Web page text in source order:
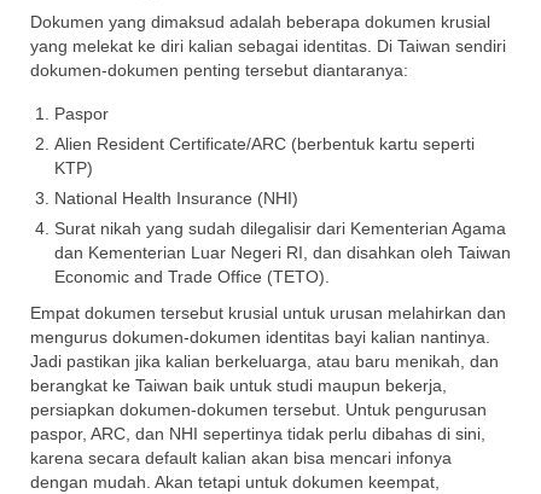
Dokumen yang dimaksud adalah beberapa dokumen krusial
yang melekat ke diri kalian sebagai identitas. Di Taiwan sendiri
dokumen-dokumen penting tersebut diantaranya:
Paspor
Alien Resident Certificate/ARC (berbentuk kartu seperti
KTP)
National Health Insurance (NHI)
Surat nikah yang sudah dilegalisir dari Kementerian Agama
dan Kementerian Luar Negeri RI, dan disahkan oleh Taiwan
Economic and Trade Office (TETO).
Empat dokumen tersebut krusial untuk urusan melahirkan dan
mengurus dokumen-dokumen identitas bayi kalian nantinya.
Jadi pastikan jika kalian berkeluarga, atau baru menikah, dan
berangkat ke Taiwan baik untuk studi maupun bekerja,
persiapkan dokumen-dokumen tersebut. Untuk pengurusan
paspor, ARC, dan NHI sepertinya tidak perlu dibahas di sini,
karena secara default kalian akan bisa mencari infonya
dengan mudah. Akan tetapi untuk dokumen keempat,